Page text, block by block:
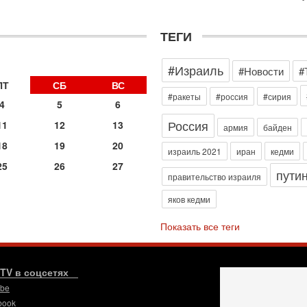
СБ
ВС
4 5
6
12
13
19
20
26
27
ТЕГИ
#Израиль
#Новости
#ракеты #россия #сирия
Россия армия байден
израиль 2021 иран кедми
правительство израиля путин
яков кедми
Показать все теги
в соцсетях